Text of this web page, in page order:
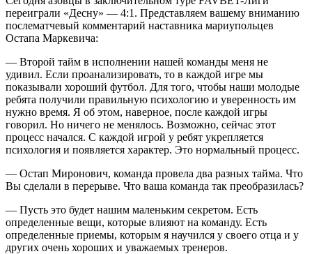
переиграли «Десну» — 4:1. Представляем вашему вниманию
послематчевый комментарий наставника мариупольцев
Остапа Маркевича:
— Второй тайм в исполнении нашей команды меня не
удивил. Если проанализировать, то в каждой игре мы
показывали хороший футбол. Для того, чтобы наши молодые
ребята получили правильную психологию и уверенность им
нужно время. Я об этом, наверное, после каждой игры
говорил. Но ничего не менялось. Возможно, сейчас этот
процесс начался. С каждой игрой у ребят укрепляется
психология и появляется характер. Это нормальный процесс.
— Остап Миронович, команда провела два разных тайма. Что
Вы сделали в перерыве. Что ваша команда так преобразилась?
— Пусть это будет нашим маленьким секретом. Есть
определенные вещи, которые влияют на команду. Есть
определенные приемы, которым я научился у своего отца и у
других очень хороших и уважаемых тренеров.